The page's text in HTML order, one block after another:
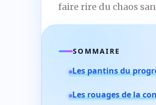
faire rire du chaos
SOMMAIRE
Les pantins du
Les rouages de la